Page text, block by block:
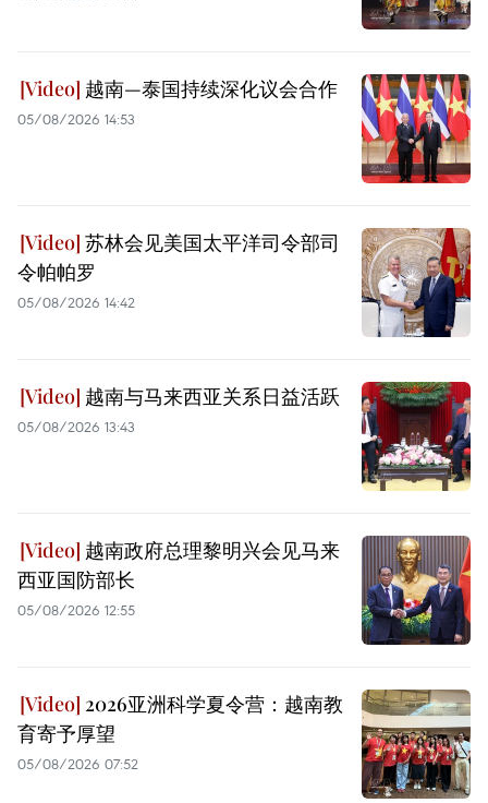
越南—泰国持续深化议会合作
05/08/2026 14:53
苏林会见美国太平洋司令部司
令帕帕罗
05/08/2026 14:42
越南与马来西亚关系日益活跃
05/08/2026 13:43
越南政府总理黎明兴会见马来
西亚国防部长
05/08/2026 12:55
2026亚洲科学夏令营：越南教
育寄予厚望
05/08/2026 07:52